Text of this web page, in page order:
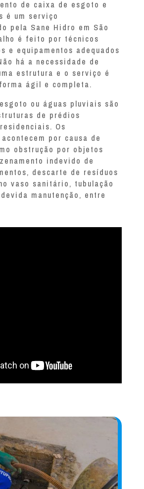
de caixa de esgoto e
é um serviço
pela Sane Hidro em São
é feito por técnicos
e equipamentos adequados
há a necessidade de
estrutura e o serviço é
ágil e completa.
ou águas pluviais são
de prédios
Os
por causa de
obstrução por objetos
indevido de
descarte de resíduos
vaso sanitário, tubulação
manutenção, entre